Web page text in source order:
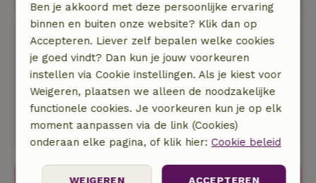
Boeken bij Natuurhuisje
Geen boekingskosten
Midden in de natuur
Weg van de massa
Wij dragen 5% van onze omzet af aan lokale
natuurprojecten.
Ben je akkoord met deze persoonlijke ervaring
binnen en buiten onze website? Klik dan op
Accepteren. Liever zelf bepalen welke cookies
je goed vindt? Dan kun je jouw voorkeuren
instellen via Cookie instellingen. Als je kiest voor
Weigeren, plaatsen we alleen de noodzakelijke
functionele cookies. Je voorkeuren kun je op elk
moment aanpassen via de link (Cookies)
onderaan elke pagina, of klik hier: Cookie beleid
ACCEPTEREN
WEIGEREN